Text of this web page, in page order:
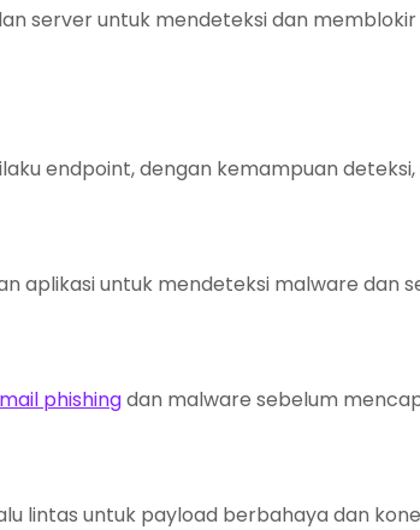
server untuk mendeteksi dan
endpoint, dengan kemampuan deteksi,
aplikasi untuk mendeteksi malware dan
phishingdan malware sebelum
lintas untuk payload berbahaya dan